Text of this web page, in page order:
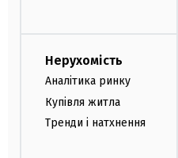
Нерухомість
Аналітика ринку
Купівля житла
Тренди і натхнення